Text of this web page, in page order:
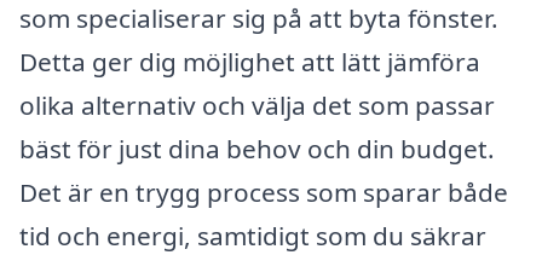
som specialiserar sig på att byta fönster.
Detta ger dig möjlighet att lätt jämföra
olika alternativ och välja det som passar
bäst för just dina behov och din budget.
Det är en trygg process som sparar både
tid och energi, samtidigt som du säkrar